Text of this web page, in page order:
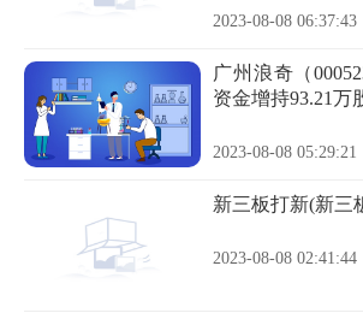
2023-08-08 06:37:43
广州浪奇（
资金增持93.21万
2023-08-08 05:29:21
新三板打新(新三
2023-08-08 02:41:44